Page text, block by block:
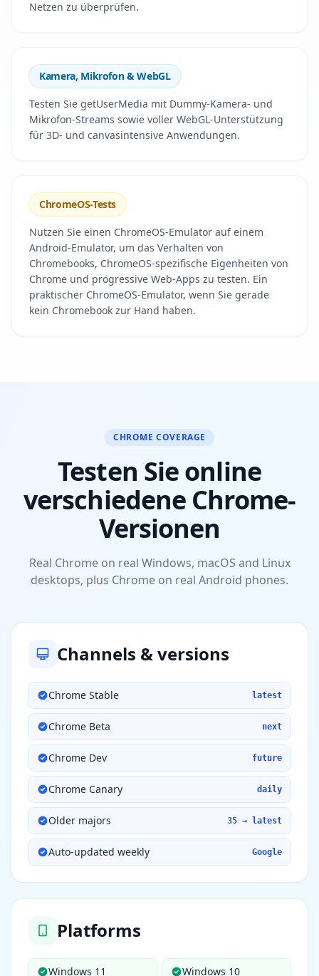
Netzen zu überprüfen.
Kamera, Mikrofon & WebGL
Testen Sie getUserMedia mit Dummy-Kamera- und
Mikrofon-Streams sowie voller WebGL-Unterstützung
für 3D- und canvasintensive Anwendungen.
ChromeOS-Tests
Nutzen Sie einen ChromeOS-Emulator auf einem
Android-Emulator, um das Verhalten von
Chromebooks, ChromeOS-spezifische Eigenheiten von
Chrome und progressive Web-Apps zu testen. Ein
praktischer ChromeOS-Emulator, wenn Sie gerade
kein Chromebook zur Hand haben.
CHROME COVERAGE
Testen Sie online
verschiedene Chrome-
Versionen
Real Chrome on real Windows, macOS and Linux
desktops, plus Chrome on real Android phones.
Channels & versions
Chrome Stable latest
Chrome Beta next
Chrome Dev future
Chrome Canary daily
Older majors 35 → latest
Auto-updated weekly Google
Platforms
Windows 11 Windows 10